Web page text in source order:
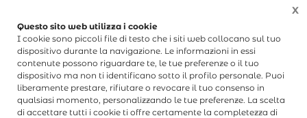
Questo sito web utilizza i cookie
I cookie sono piccoli file di testo che i siti web collocano sul tuo
dispositivo durante la navigazione. Le informazioni in essi
contenute possono riguardare te, le tue preferenze o il tuo
dispositivo ma non ti identificano sotto il profilo personale. Puoi
liberamente prestare, rifiutare o revocare il tuo consenso in
qualsiasi momento, personalizzando le tue preferenze. La scelta
di accettare tutti i cookie ti offre certamente la completezza di
X
Home Wedding story Giovanni & Lidia